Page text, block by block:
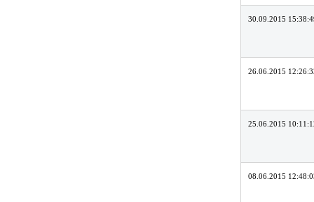
30.09.2015
26.06.2015
25.06.2015
08.06.2015